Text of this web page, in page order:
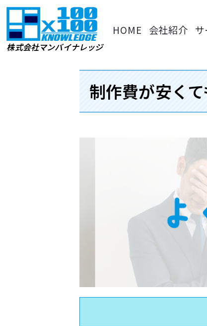
内
ス
キッ
株式会社マンバイナレッジ
HOME 会社紹介
制作費が安く